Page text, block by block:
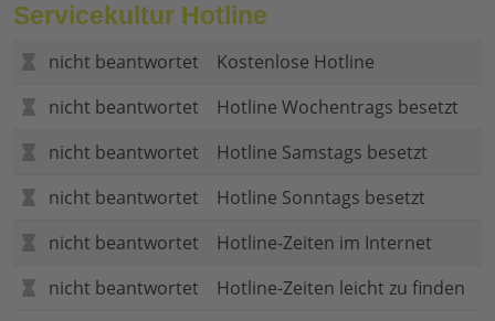
Servicekultur Hotline
nicht beantwortet
Kostenlose Hotline
nicht beantwortet
Hotline Wochentrags besetzt
nicht beantwortet
Hotline Samstags besetzt
nicht beantwortet
Hotline Sonntags besetzt
nicht beantwortet
Hotline-Zeiten im Internet
nicht beantwortet
Hotline-Zeiten leicht zu finden